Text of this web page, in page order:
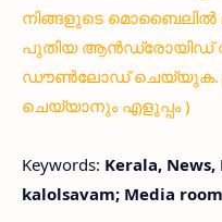
നിങ്ങളുടെ മൊബൈലിൽ
പുതിയ ആൻഡ്രോയിഡ്
ഡൗൺലോഡ് ചെയ്യുക.
ചെയ്യാനും എളുപ്പം )
Keywords: Kerala,
kalolsavam; Media